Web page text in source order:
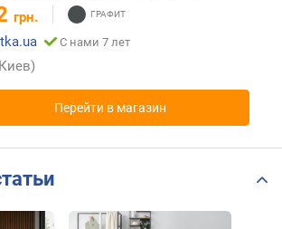
грн.
С нами 7 лет
Перейти в магазин